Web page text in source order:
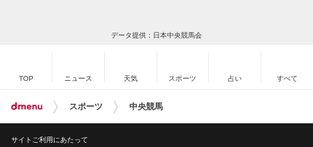
データ提供：日本中央競馬会
TOP ニュース 天気 スポーツ 占い すべて
スポーツ 中央競馬
サイトご利用にあたって